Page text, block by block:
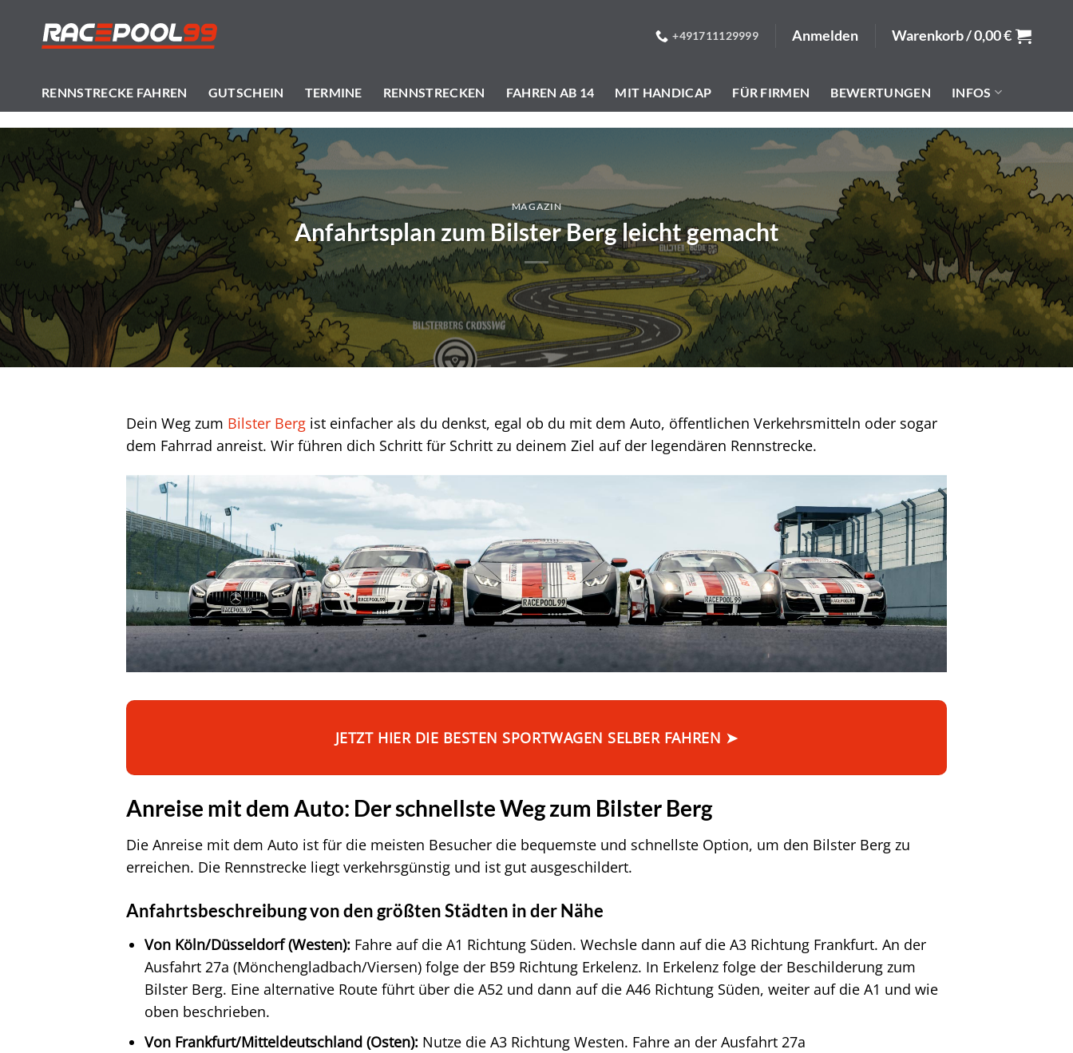
springen
+491711129999 Anmelden Warenkorb /0,00€
RENNSTRECKE FAHREN GUTSCHEIN TERMINE RENNSTRECKEN FAHREN AB 14 MIT HANDICAP FÜR FIRMEN BEWERTUNGEN INFOS
MAGAZIN
Anfahrtsplan zum Bilster Berg leicht gemacht
Dein Weg zum Bilster Bergist einfacher als du denkst, egal ob du mit dem Auto, öffentlichen Verkehrsmitteln oder sogar
dem Fahrrad anreist. Wir führen dich Schritt für Schritt zu deinem Ziel auf der legendären Rennstrecke.
JETZT HIER DIE BESTEN SPORTWAGEN SELBER FAHREN ➤
Anreise mit dem Auto: Der schnellste Weg zum Bilster Berg
Die Anreise mit dem Auto ist für die meisten Besucher die bequemste und schnellste Option, um den Bilster Berg zu
erreichen. Die Rennstrecke liegt verkehrsgünstig und ist gut ausgeschildert.
Anfahrtsbeschreibung von den größten Städten in der Nähe
Von Köln/Düsseldorf (Westen): Fahre auf die A1 Richtung Süden. Wechsle dann auf die A3 Richtung Frankfurt. An der
Ausfahrt 27a (Mönchengladbach/Viersen) folge der B59 Richtung Erkelenz. In Erkelenz folge der Beschilderung zum
Bilster Berg. Eine alternative Route führt über die A52 und dann auf die A46 Richtung Süden, weiter auf die A1 und wie
oben beschrieben.
Von Frankfurt/Mitteldeutschland (Osten): Nutze die A3 Richtung Westen. Fahre an der Ausfahrt 27a